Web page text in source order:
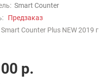
Smart Counter
Предзаказ
Smart Counter Plus NEW 2019 г
р.